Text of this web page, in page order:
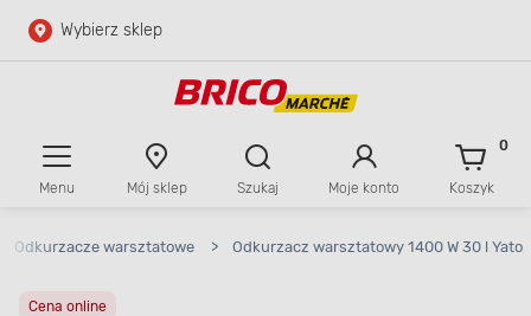
Przejdź do głównej zawartości
Wybierz sklep
Menu Mój sklep Szukaj Moje konto Koszyk
0
Odkurzacze warsztatowe > Odkurzacz warsztatowy 1400 W 30 l Yato
Cena online